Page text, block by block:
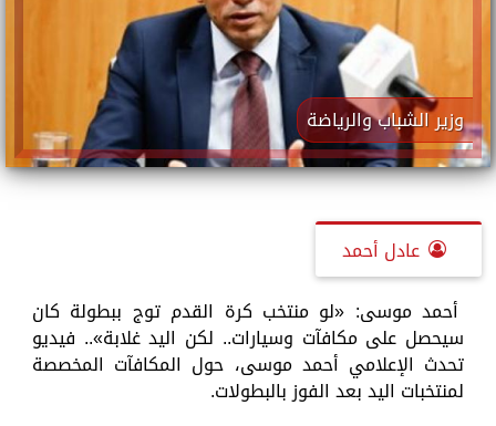
وزير الشباب والرياضة
عادل أحمد
أحمد موسى: «لو منتخب كرة القدم توج ببطولة كان
سيحصل على مكافآت وسيارات.. لكن اليد غلابة».. فيديو
تحدث الإعلامي أحمد موسى، حول المكافآت المخصصة
لمنتخبات اليد بعد الفوز بالبطولات.